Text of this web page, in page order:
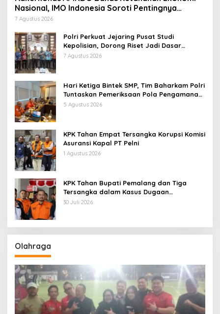
Nasional, IMO Indonesia Soroti Pentingnya
Kolaborasi Lintas Sektor
7 Agustus 2026
Polri Perkuat Jejaring Pusat Studi
Kepolisian, Dorong Riset Jadi Dasar
Kebijakan dan Inovasi
7 Agustus 2026
Hari Ketiga Bintek SMP, Tim Baharkam Polri
Tuntaskan Pemeriksaan Pola Pengamanan
Pertamina Patra Niaga Jabar
5 Agustus 2026
KPK Tahan Empat Tersangka Korupsi Komisi
Asuransi Kapal PT Pelni
1 Agustus 2026
KPK Tahan Bupati Pemalang dan Tiga
Tersangka dalam Kasus Dugaan
Pemerasan
30 Juli 2026
Olahraga